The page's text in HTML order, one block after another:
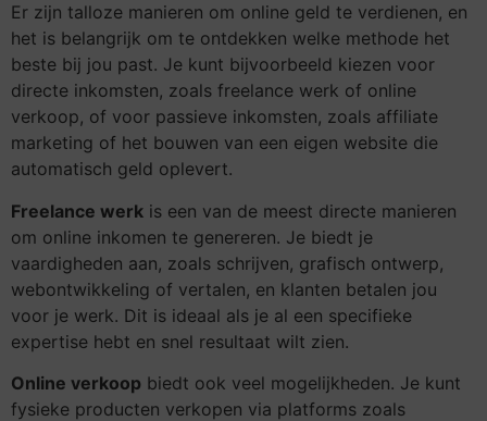
Er zijn talloze manieren om online geld te verdienen, en
het is belangrijk om te ontdekken welke methode het
beste bij jou past. Je kunt bijvoorbeeld kiezen voor
directe inkomsten, zoals freelance werk of online
verkoop, of voor passieve inkomsten, zoals affiliate
marketing of het bouwen van een eigen website die
automatisch geld oplevert.
Freelance werk is een van de meest directe manieren
om online inkomen te genereren. Je biedt je
vaardigheden aan, zoals schrijven, grafisch ontwerp,
webontwikkeling of vertalen, en klanten betalen jou
voor je werk. Dit is ideaal als je al een specifieke
expertise hebt en snel resultaat wilt zien.
Online verkoop biedt ook veel mogelijkheden. Je kunt
fysieke producten verkopen via platforms zoals